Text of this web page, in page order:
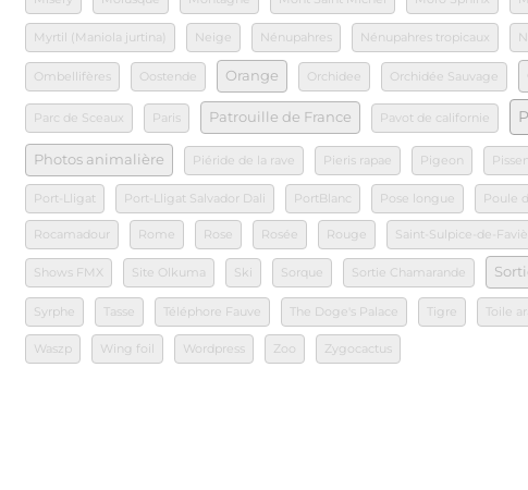
Myrtil (Maniola jurtina) Neige Nénupahres Nénupahres tropicaux
Ombellifères Oostende Orange Orchidee Orchidée Sauvage
Parc de Sceaux Paris Patrouille de France Pavot de californie
Photos animalière Piéride de la rave Pieris rapae Pigeon
Port-Lligat Port-Lligat Salvador Dali PortBlanc Pose longue Poule
Rocamadour Rome Rose Rosée Rouge Saint-Sulpice-de-
Shows FMX Site Olkuma Ski Sorque Sortie Chamarande
Syrphe Tasse Téléphore Fauve The Doge's Palace Tigre Toile
Waszp Wing foil Wordpress Zoo Zygocactus